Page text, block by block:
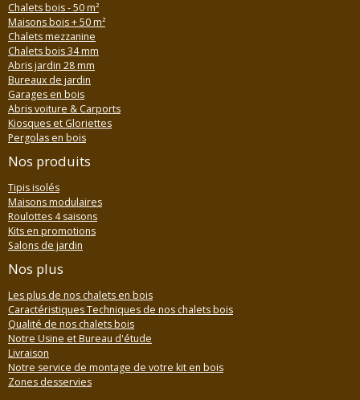
Chalets bois - 50 m²
Maisons bois + 50 m²
Chalets mezzanine
Chalets bois 34 mm
Abris jardin 28 mm
Bureaux de jardin
Garages en bois
Abris voiture & Carports
Kiosques et Gloriettes
Pergolas en bois
Nos produits
Tipis isolés
Maisons modulaires
Roulottes 4 saisons
Kits en promotions
Salons de jardin
Nos plus
Les plus de nos chalets en bois
Caractéristiques Techniques de nos chalets bois
Qualité de nos chalets bois
Notre Usine et Bureau d'étude
Livraison
Notre service de montage de votre kit en bois
Zones desservies